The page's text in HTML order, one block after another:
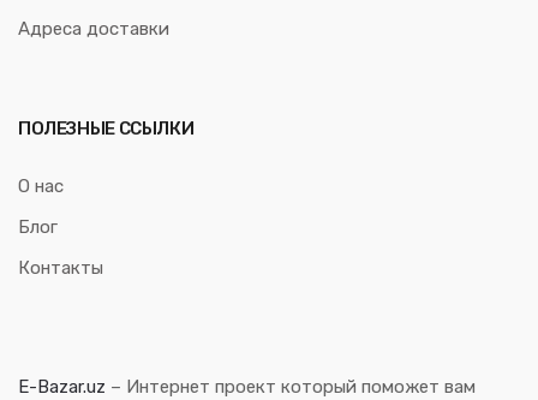
Адреса доставки
ПОЛЕЗНЫЕ ССЫЛКИ
О нас
Блог
Контакты
E-Bazar.uz – Интернет проект который поможет вам